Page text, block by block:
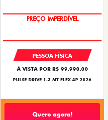
PREÇO IMPERDÍVEL
PESSOA FÍSICA
À VISTA POR R$ 99.990,00
PULSE DRIVE 1.3 MT FLEX 4P 2026
Quero agora!